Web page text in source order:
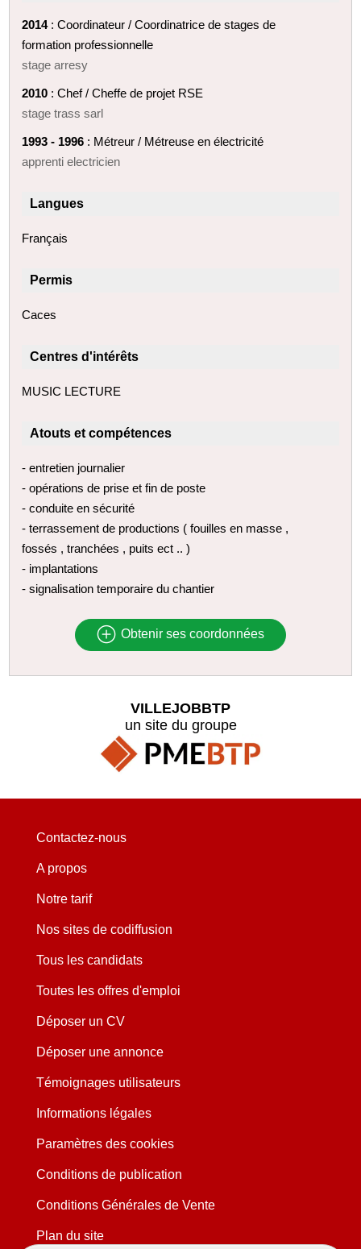
2014: Coordinateur / Coordinatrice de stages de
formation professionnelle
stage arresy
2010 : Chef / Cheffe de projet RSE
stage trass sarl
1993 - 1996 : Métreur / Métreuse en électricité
apprenti electricien
Langues
Français
Permis
Caces
Centres d'intérêts
MUSIC LECTURE
Atouts et compétences
- entretien journalier
- opérations de prise et fin de poste
- conduite en sécurité
- terrassement de productions ( fouilles en masse ,
fossés , tranchées , puits ect .. )
- implantations
- signalisation temporaire du chantier
Obtenir ses coordonnées
VILLEJOBBTP
un site du groupe
Contactez-nous
A propos
Notre tarif
Nos sites de codiffusion
Tous les candidats
Toutes les offres d'emploi
Déposer un CV
Déposer une annonce
Témoignages utilisateurs
Informations légales
Paramètres des cookies
Conditions de publication
Conditions Générales de Vente
Plan du site